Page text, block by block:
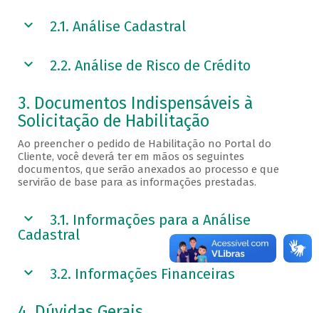
2.1. Análise Cadastral
2.2. Análise de Risco de Crédito
3. Documentos Indispensáveis à
Solicitação de Habilitação
Ao preencher o pedido de Habilitação no Portal do
Cliente, você deverá ter em mãos os seguintes
documentos, que serão anexados ao processo e que
servirão de base para as informações prestadas.
3.1. Informações para a Análise
Cadastral
3.2. Informações Financeiras